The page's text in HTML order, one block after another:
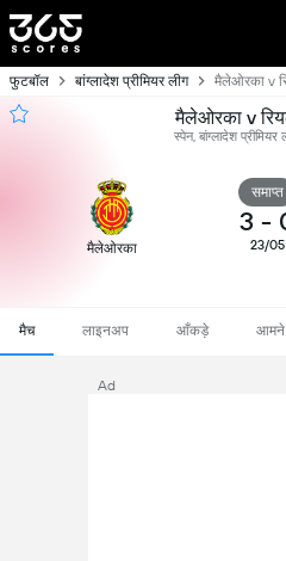
फुटबॉल बांग्लादेश प्रीमियर लीग मैलेओरका v
मैलेओरका v
स्पेन, बांग्लादेश
मैलेओरका
समाप्त
3 -
23/05
मैच लाइनअप आँकड़े आमने
Ad